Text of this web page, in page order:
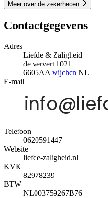
Meer over de zekerheden
Contactgegevens
Adres
Liefde & Zaligheid
de ververt 1021
6605AA wijchen NL
E-mail
Telefoon
0620591447
Website
liefde-zaligheid.nl
KVK
82978239
BTW
NL003759267B76